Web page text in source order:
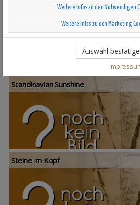
Scandinavian Sunshine
Steine im Kopf
Weitere Infos zu den Notwendigen
Weitere Infos zu den Marketing
Auswahl